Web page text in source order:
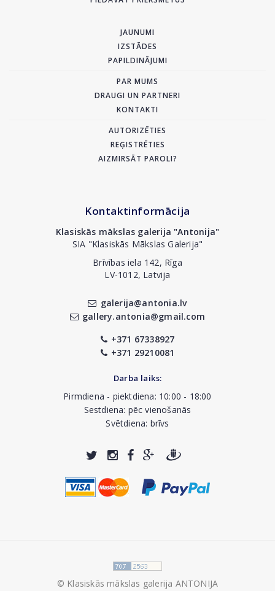
JAUNUMI
IZSTĀDES
PAPILDINĀJUMI
PAR MUMS
DRAUGI UN PARTNERI
KONTAKTI
AUTORIZĒTIES
REĢISTRĒTIES
AIZMIRSĀT PAROLI?
Kontaktinformācija
Klasiskās mākslas galerija "Antonija"
SIA "Klasiskās Mākslas Galerija"
Brīvības iela 142, Rīga
LV-1012, Latvija
galerija@antonia.lv
gallery.antonia@gmail.com
+371 67338927
+371 29210081
Darba laiks:
Pirmdiena - piektdiena: 10:00 - 18:00
Sestdiena: pēc vienošanās
Svētdiena: brīvs
© Klasiskās mākslas galerija ANTONIJA